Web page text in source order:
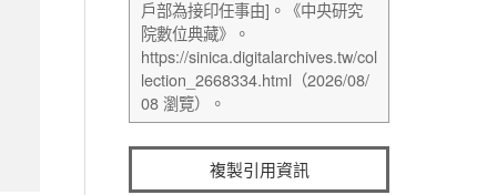
複製引用資訊